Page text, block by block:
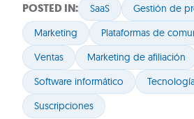
POSTED IN: SaaS
Gestión de
Marketing
Plataformas de
Ventas
Marketing de afiliación
Software informático
Suscripciones